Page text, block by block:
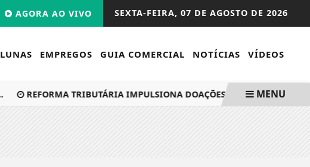
SEXTA-FEIRA, 07 DE AGOSTO DE 2026
AGORA AO VIVO
EMPREGOS GUIA COMERCIAL NOTÍCIAS VÍDEOS
REFORMA TRIBUTÁRIA IMPULSIONA DOAÇÕES DE IMÓVEIS A
MENU